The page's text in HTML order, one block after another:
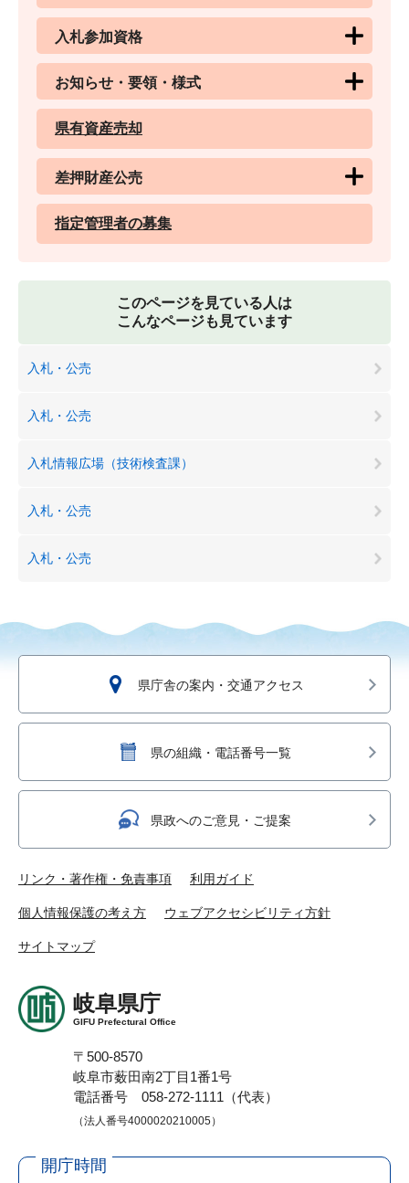
入札参加資格
お知らせ・要領・様式
県有資産売却
差押財産公売
指定管理者の募集
このページを見ている人は
こんなページも見ています
入札・公売
入札・公売
入札情報広場（技術検査課）
入札・公売
入札・公売
県庁舎の案内・交通アクセス
県の組織・電話番号一覧
県政へのご意見・ご提案
リンク・著作権・免責事項 利用ガイド
個人情報保護の考え方 ウェブアクセシビリティ方針
サイトマップ
岐阜県庁
GIFU Prefectural Office
〒500-8570
岐阜市薮田南2丁目1番1号
電話番号 058-272-1111（代表）
（法人番号4000020210005）
開庁時間